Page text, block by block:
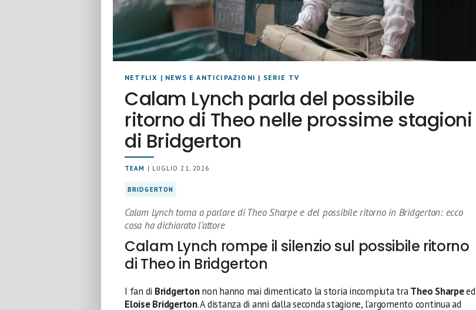
NETFLIX | NEWS E ANTICIPAZIONI | SERIE TV
Calam Lynch parla del possibile
ritorno di Theo nelle prossime stagioni
di Bridgerton
TEAM | LUGLIO 21, 2026
BRIDGERTON
Calam Lynch torna a parlare di Theo Sharpe e del possibile ritorno in Bridgerton: ecco
cosa ha dichiarato l’attore
Calam Lynch rompe il silenzio sul possibile ritorno
di Theo in Bridgerton
I fan di Bridgertonnon hanno mai dimenticato la storia incompiuta traTheo Sharpeed
Eloise Bridgerton. A distanza di anni dalla seconda stagione, l’argomento continua ad